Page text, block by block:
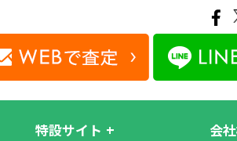
特設サイト 会